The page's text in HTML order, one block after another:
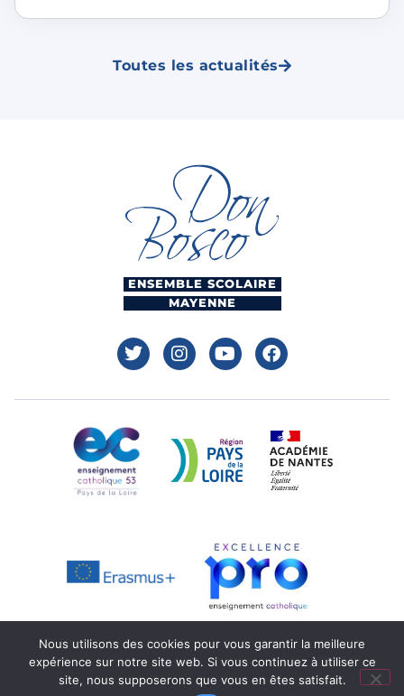
Toutes les actualités
ENSEMBLE SCOLAIRE
MAYENNE
Mentions légales Réalisation : Ekole.fr
Nous utilisons des cookies pour vous garantir la meilleure
expérience sur notre site web. Si vous continuez à utiliser ce
site, nous supposerons que vous en êtes satisfait.